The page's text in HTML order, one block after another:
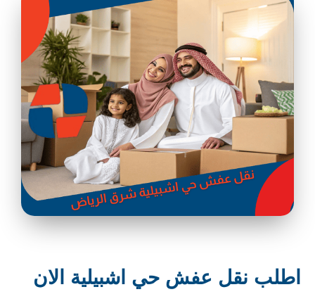
اطلب نقل عفش حي اشبيلية الان